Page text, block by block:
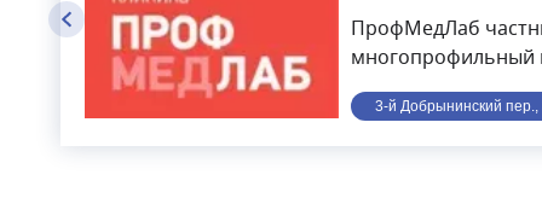
ПрофМедЛаб
многопрофильный
расположенный в
минутах ходьбы от
3-й Добрынинский пер.,